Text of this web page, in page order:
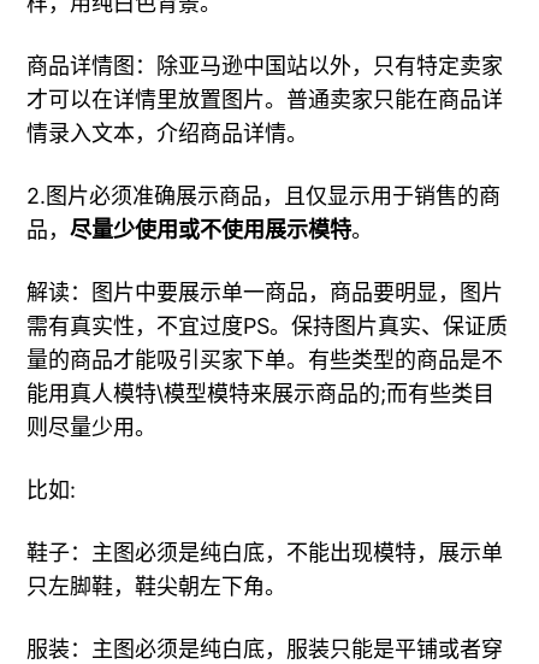
商品详情图：除亚马逊中国站以外，只有特定卖家
才可以在详情里放置图片。普通卖家只能在商品详
情录入文本，介绍商品详情。
2.图片必须准确展示商品，且仅显示用于销售的商
品，尽量少使用或不使用展示模特。
解读：图片中要展示单一商品，商品要明显，图片
需有真实性，不宜过度PS。保持图片真实、保证质
量的商品才能吸引买家下单。有些类型的商品是不
能用真人模特\模型模特来展示商品的;而有些类目
则尽量少用。
比如:
鞋子：主图必须是纯白底，不能出现模特，展示单
只左脚鞋，鞋尖朝左下角。
服装：主图必须是纯白底，服装只能是平铺或者穿